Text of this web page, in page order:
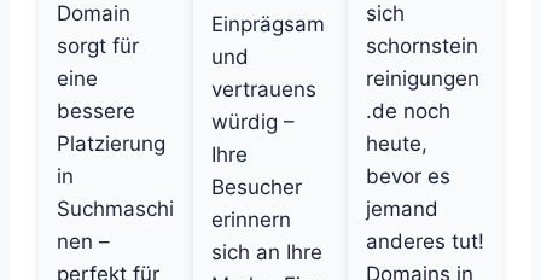
Domain
sorgt für
eine
bessere
Platzierung
in
Suchmaschi
nen –
perfekt für
Einprägsam
und
vertrauens
würdig –
Ihre
Besucher
erinnern
sich an Ihre
sich
schornstein
reinigungen
.de noch
heute,
bevor es
jemand
anderes tut!
Domains in